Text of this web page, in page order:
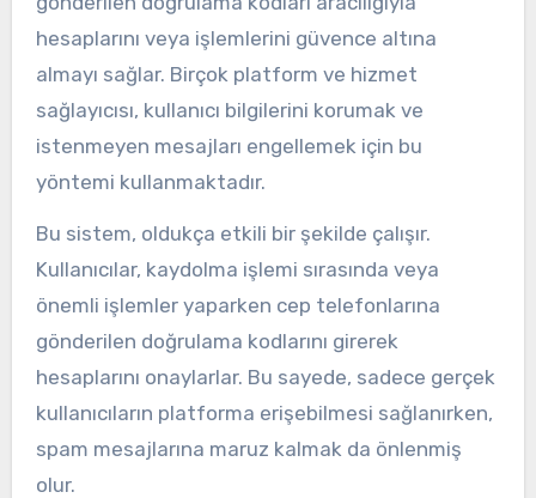
hesaplarını veya işlemlerini güvence altına
almayı sağlar. Birçok platform ve hizmet
sağlayıcısı, kullanıcı bilgilerini korumak ve
istenmeyen mesajları engellemek için bu
yöntemi kullanmaktadır.
Bu sistem, oldukça etkili bir şekilde çalışır.
Kullanıcılar, kaydolma işlemi sırasında veya
önemli işlemler yaparken cep telefonlarına
gönderilen doğrulama kodlarını girerek
hesaplarını onaylarlar. Bu sayede, sadece gerçek
kullanıcıların platforma erişebilmesi sağlanırken,
spam mesajlarına maruz kalmak da önlenmiş
olur.